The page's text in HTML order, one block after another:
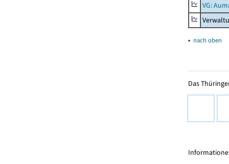
VG:
▴ nach oben
Das